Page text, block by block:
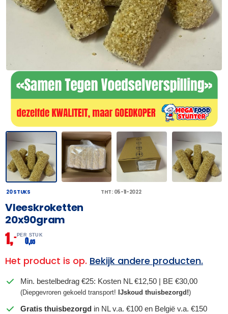
20 STUKS THT: 05-11-2022
Vleeskroketten
20x90gram
1,– PER STUK
0,05
Het product is op. Bekijk andere producten.
Min. bestelbedrag €25: Kosten NL €12,50 | BE €30,00
(Diepgevroren gekoeld transport! IJskoud thuisbezorgd!)
Gratis thuisbezorgd in NL v.a. €100 en België v.a. €150